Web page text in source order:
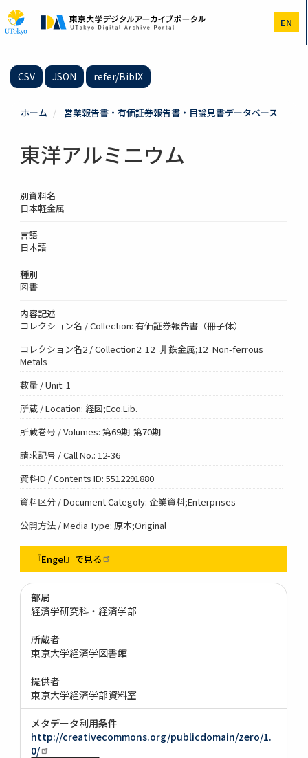
イ
ン
EN
CSV JSON refer/BibIX
ホーム 営業報告書・有価証券報告書・目論見書データベース
東洋アルミニウム
別資料名
日本軽金属
言語
日本語
種別
図書
内容記述
コレクション名 / Collection: 有価証券報告書（冊子体）
コレクション名2 / Collection2: 12_非鉄金属;12_Non-ferrous
Metals
数量 / Unit: 1
所蔵 / Location: 経図;Eco.Lib.
所蔵巻号 / Volumes: 第69期-第70期
請求記号 / Call No.: 12-36
資料ID / Contents ID: 5512291880
資料区分 / Document Categoly: 企業資料;Enterprises
公開方法 / Media Type: 原本;Original
『Engel』で見る
部局
経済学研究科・経済学部
所蔵者
東京大学経済学図書館
提供者
東京大学経済学部資料室
メタデータ利用条件
http://creativecommons.org/publicdomain/zero/1.
0/